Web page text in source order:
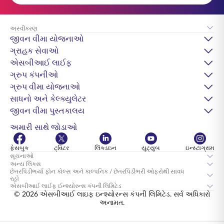
અસ્વીકરણ
જીવન વીમા યોજનાઓ
ગ્રાહક સેવાઓ
એસબીઆઈ લાઈફ
ગ્રુપ કંપનીઓ
ગ્રુપ વીમા યોજનાઓ
સાધનો અને કેલ્ક્યુલેટર
જીવન વીમા પુસ્તકાલય
અમારી સાથે જોડાઓ
ફેસબુક ટ્વિટર લિંક્ડઇન યુટ્યુબ
ઇન્સ્ટાગ્રામ
સૂચનાઓ
અન્ય લિંક્સ
છેતરપિંડીભર્યા ફોન કોલ્સ અને કાલ્પનિક / છેતરપિંડીભરી ઓફરોથી સાવધ
રહો
એસબીઆઈ લાઈફ ઈન્શ્યોરન્સ કંપની લિમિટેડ
© 2026 એસબીઆઈ લાઇફ ઇન્શ્યોરન્સ કંપની લિમિટેડ. સર્વ અધિકારો
અનામત.